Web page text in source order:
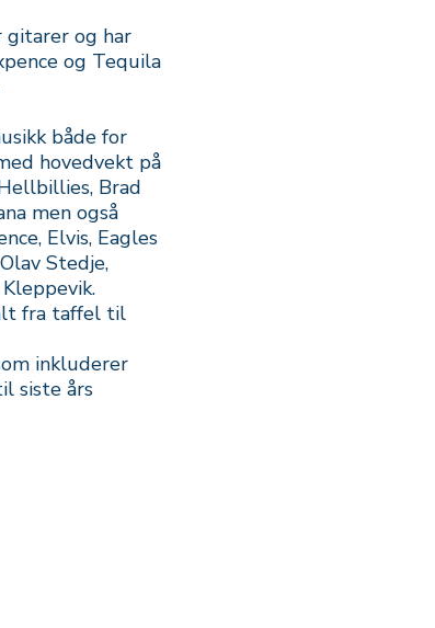
gitarer og har
og Tequila
både for
hovedvekt på
Brad
men også
Elvis, Eagles
Stedje,
fra taffel til
inkluderer
siste års